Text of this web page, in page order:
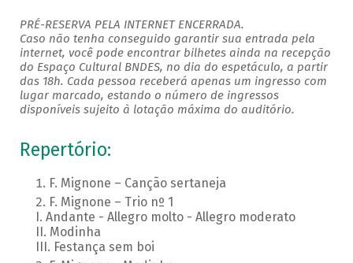
PRÉ-RESERVA PELA INTERNET ENCERRADA.
Caso não tenha conseguido garantir sua entrada pela
internet, você pode encontrar bilhetes ainda na recepção
do Espaço Cultural BNDES, no dia do espetáculo, a partir
das 18h. Cada pessoa receberá apenas um ingresso com
lugar marcado, estando o número de ingressos
disponíveis sujeito à lotação máxima do auditório.
Repertório:
F. Mignone – Canção sertaneja
F. Mignone – Trio nº 1
I. Andante - Allegro molto - Allegro moderato
II. Modinha
III. Festança sem boi